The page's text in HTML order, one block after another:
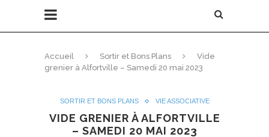
Accueil Sortir et Bons Plans
Vide
grenier à Alfortville – Samedi 20 mai 2023
SORTIR ET BONS PLANS VIE ASSOCIATIVE
VIDE GRENIER À ALFORTVILLE
– SAMEDI 20 MAI 2023